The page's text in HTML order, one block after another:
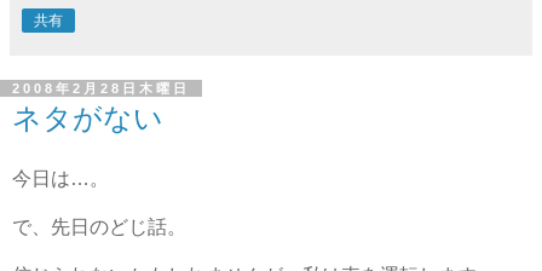
共有
2008年2月28日木曜日
ネタがない
今日は…。
で、先日のどじ話。